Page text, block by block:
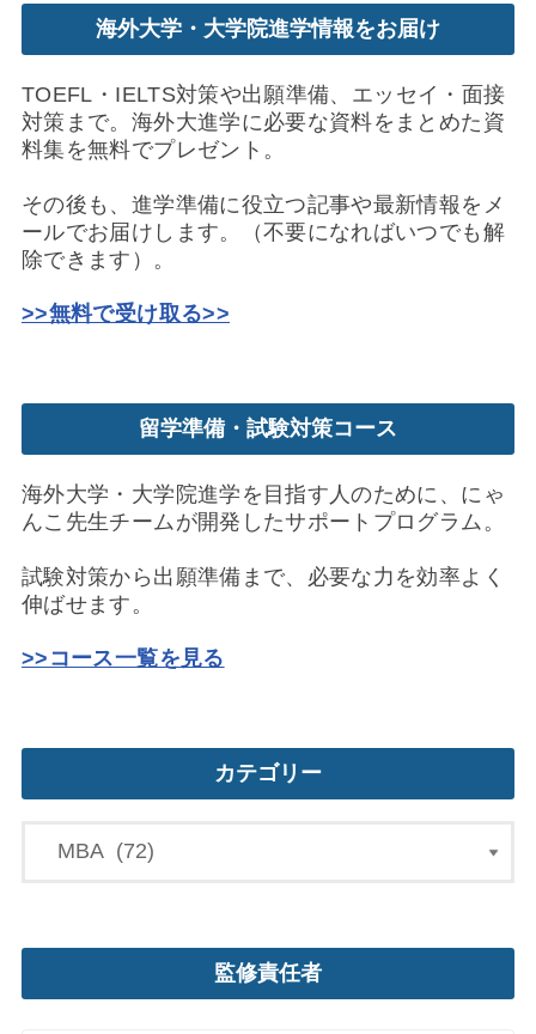
海外大学・大学院進学情報をお届け
TOEFL・IELTS対策や出願準備、エッセイ・面接
対策まで。海外大進学に必要な資料をまとめた資
料集を無料でプレゼント。
その後も、進学準備に役立つ記事や最新情報をメ
ールでお届けします。（不要になればいつでも解
除できます）。
>>無料で受け取る>>
留学準備・試験対策コース
海外大学・大学院進学を目指す人のために、にゃ
んこ先生チームが開発したサポートプログラム。
試験対策から出願準備まで、必要な力を効率よく
伸ばせます。
>>コース一覧を見る
カテゴリー
監修責任者